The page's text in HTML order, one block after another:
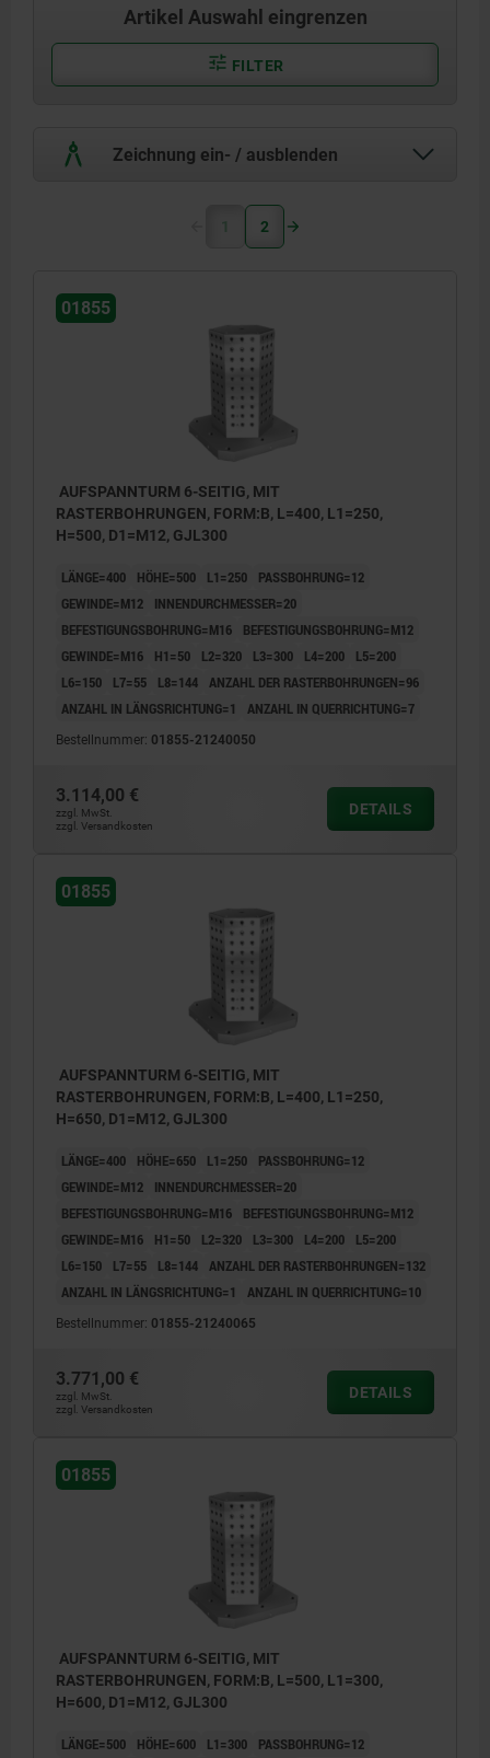
Artikel Auswahl eingrenzen
FILTER
Zeichnung ein- / ausblenden
1) Rasterbohrung
1 2
01855
AUFSPANNTURM 6-SEITIG, MIT
RASTERBOHRUNGEN, FORM:B, L=400, L1=250,
H=500, D1=M12, GJL300
LÄNGE=400 HÖHE=500 L1=250
PASSBOHRUNG=12
GEWINDE=M12
INNENDURCHMESSER=20
BEFESTIGUNGSBOHRUNG=M16
BEFESTIGUNGSBOHRUNG=M12
GEWINDE=M16
H1=50 L2=320 L3=300 L4=200
L5=200
L6=150
L7=55 L8=144 ANZAHL DER RASTERBOHRUNGEN=96
ANZAHL IN LÄNGSRICHTUNG=1
ANZAHL IN QUERRICHTUNG=7
Bestellnummer: 01855-21240050
3.114,00 €
zzgl. MwSt.
zzgl. Versandkosten
DETAILS
01855
AUFSPANNTURM 6-SEITIG, MIT
RASTERBOHRUNGEN, FORM:B, L=400, L1=250,
H=650, D1=M12, GJL300
LÄNGE=400 HÖHE=650 L1=250
PASSBOHRUNG=12
GEWINDE=M12
INNENDURCHMESSER=20
BEFESTIGUNGSBOHRUNG=M16
BEFESTIGUNGSBOHRUNG=M12
GEWINDE=M16
H1=50 L2=320 L3=300 L4=200
L5=200
L6=150
L7=55 L8=144 ANZAHL DER RASTERBOHRUNGEN=132
ANZAHL IN LÄNGSRICHTUNG=1
ANZAHL IN QUERRICHTUNG=10
Bestellnummer: 01855-21240065
3.771,00 €
zzgl. MwSt.
zzgl. Versandkosten
DETAILS
01855
AUFSPANNTURM 6-SEITIG, MIT
RASTERBOHRUNGEN, FORM:B, L=500, L1=300,
H=600, D1=M12, GJL300
LÄNGE=500 HÖHE=600 L1=300 PASSBOHRUNG=12